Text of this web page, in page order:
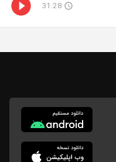
31:28